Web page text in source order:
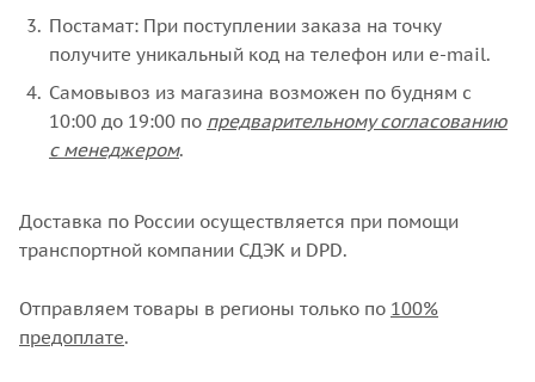
Постамат: При поступлении заказа на точку
получите уникальный код на телефон или e-mail.
Самовывоз из магазина возможен по будням с
10:00 до 19:00 по предварительному согласованию
с менеджером.
Доставка по России осуществляется при помощи
транспортной компании СДЭК и DPD.
Отправляем товары в регионы только по 100%
предоплате.